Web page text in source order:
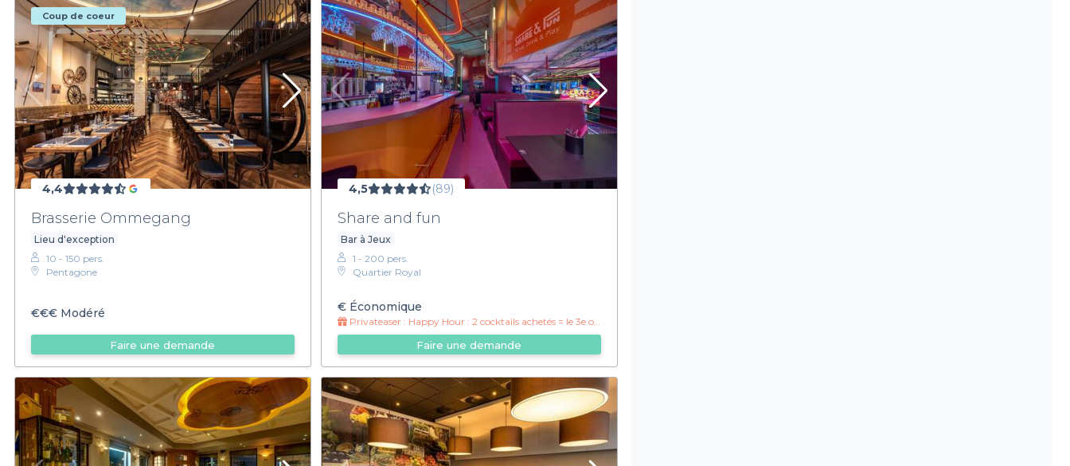
Coup de coeur
4,4
Brasserie Ommegang
Lieu d'exception
10 - 150 pers.
Pentagone
€€€ Modéré
Faire une demande
4,5 (89)
Share and fun
Bar à Jeux
1 - 200 pers.
Quartier Royal
€Économique
Privateaser : Happy Hour : 2 cocktails achetés = le 3e offert
Faire une demande